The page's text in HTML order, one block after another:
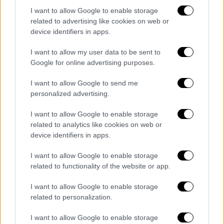
I want to allow Google to enable storage
related to advertising like cookies on web or
device identifiers in apps.
I want to allow my user data to be sent to
Google for online advertising purposes.
I want to allow Google to send me
personalized advertising.
I want to allow Google to enable storage
related to analytics like cookies on web or
device identifiers in apps.
I want to allow Google to enable storage
related to functionality of the website or app.
I want to allow Google to enable storage
related to personalization.
I want to allow Google to enable storage
κληθείτε να επιλέξετε τη γλώσσα από τη
λίστα που σας παρέχεται.
Αφού διαβάσατε και αποδεχθήκατε τους
όρους χρήσης (End User License Agreement),
κατεβάσετε μαζί με το Skype. Κάτι που
δεν είναι υποχρεωτικό.
Μερικά ΟΚ ακόμα στα επόμενα παράθυρα (αν
θα ανοίξει το Skype μετά την ολοκλήρωση
Skype Extras Manager, αν θα εγκαταστήσει
το Skype Plugin για τον browser κ.λπ.) και το
πρόγραμμα έχει εγκατασταθεί στο σύστημά
Μετά πληκτρολογείτε όνομα, το όνομα που